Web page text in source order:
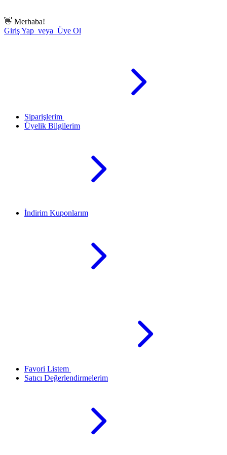
👋 Merhaba!
Giriş Yap veya Üye Ol
Siparişlerim
Üyelik Bilgilerim
İndirim Kuponlarım
Favori Listem
Satıcı Değerlendirmelerim